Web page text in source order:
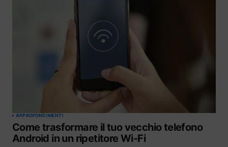
APPROFONDIMENTI
Come trasformare il tuo vecchio telefono
Android in un ripetitore Wi-Fi